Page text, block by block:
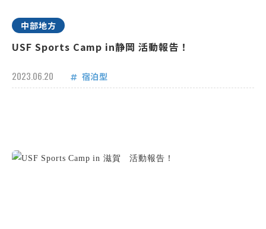
中部地方
USF Sports Camp in静岡 活動報告！
2023.06.20 宿泊型